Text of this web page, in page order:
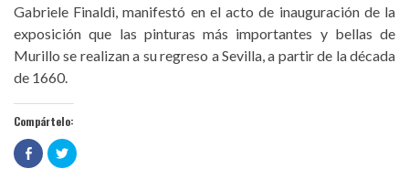
Gabriele Finaldi, manifestó en el acto de inauguración de la
exposición que las pinturas más importantes y bellas de
Murillo se realizan a su regreso a Sevilla, a partir de la década
de 1660.
Compártelo:
Haz
clic
para
Haz
clic